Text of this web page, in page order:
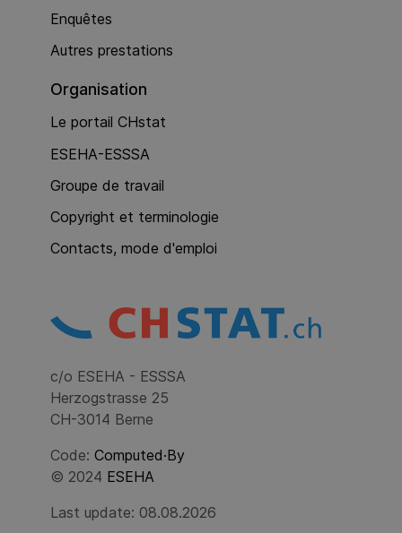
Enquêtes
Autres prestations
Organisation
Le portail CHstat
ESEHA-ESSSA
Groupe de travail
Copyright et terminologie
Contacts, mode d'emploi
c/o ESEHA - ESSSA
Herzogstrasse 25
CH-3014 Berne
Code: Computed·By
© 2024 ESEHA
Last update: 08.08.2026